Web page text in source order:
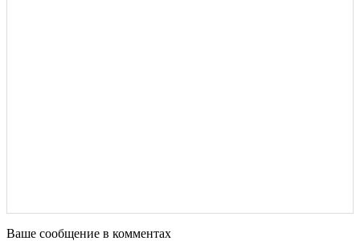
Ваше сообщение в комментах